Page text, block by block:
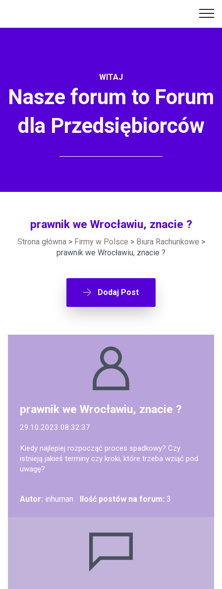
WITAJ
Nasze forum to Forum
dla Przedsiębiorców
prawnik we Wrocławiu, znacie ?
Strona główna> Firmy w Polsce > Biura Rachunkowe >
prawnik we Wrocławiu, znacie ?
Dodaj Post
prawnik we Wrocławiu, znacie ?
29.10.2023 08:32:37
Kiedy najlepiej rozpocząć proces spadkowy? Czy
istnieją jakieś terminy czy kroki, które trzeba wziąć pod
uwagę?
Autor: inhuman Ilość postów na forum: 3